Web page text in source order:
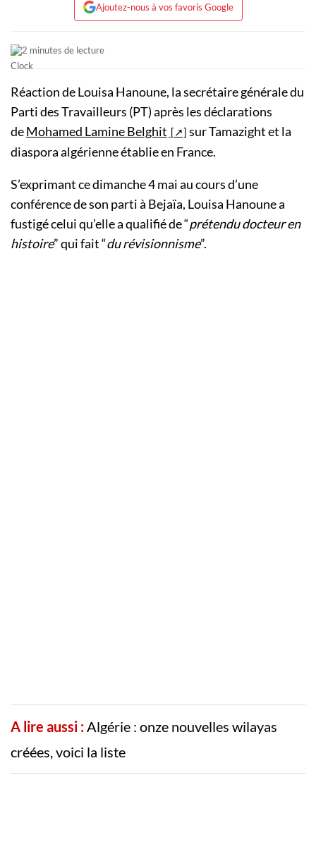
Ajoutez-nous à vos favoris Google
2 minutes de lecture
Réaction de Louisa Hanoune, la secrétaire générale du
Parti des Travailleurs (PT) après les déclarations
deMohamed Lamine Belghit
sur Tamazight et la
diaspora algérienne établie en France.
S’exprimant ce dimanche 4 mai au cours d’une
conférence de son parti à Bejaïa, Louisa Hanoune a
fustigé celui qu’elle a qualifié de “prétendu docteur en
histoire” qui fait “du révisionnisme”.
A lire aussi :Algérie : onze nouvelles wilayas
créées, voici la liste